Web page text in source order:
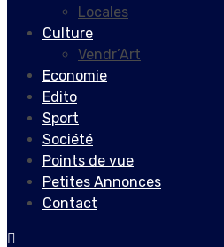
Locales
Culture
Vendr’Art
Economie
Edito
Sport
Société
Points de vue
Petites Annonces
Contact